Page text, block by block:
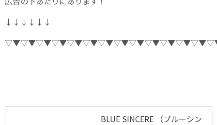
↓↓↓↓↓↓
BLUE SINCERE （ブルーシン